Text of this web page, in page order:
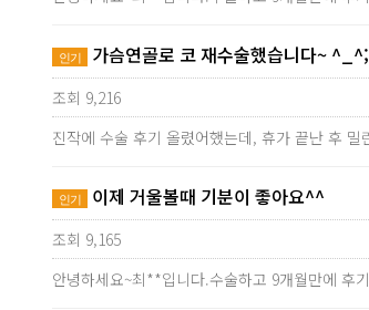
인기 가슴연골로 코 재수술했습니다~
조회 9,216
진작에 수술 후기 올렸어했는데, 휴가 끝난 후
인기 이제 거울볼때 기분이 좋아요^^
조회 9,165
안녕하세요~최**입니다.수술하고 9개월만에 후